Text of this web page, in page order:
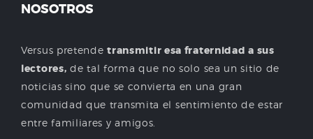
NOSOTROS
Versus pretendetransmitir esa fraternidad a sus
lectores, de tal forma que no solo sea un sitio de
noticias sino que se convierta en una gran
comunidad que transmita el sentimiento de estar
entre familiares y amigos.